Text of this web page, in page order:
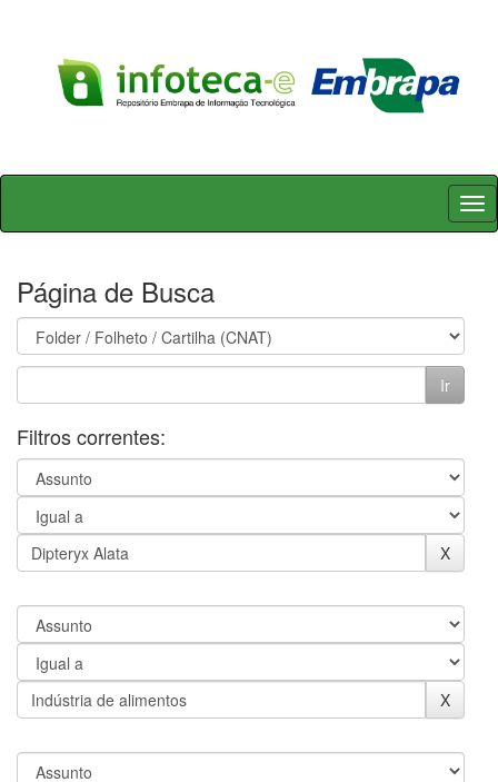
Skip
Página de Busca
Filtros correntes: